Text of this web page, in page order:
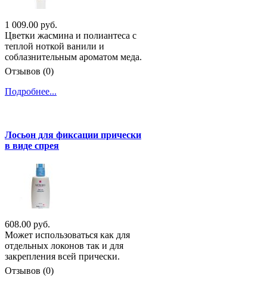
1 009.00 руб.
Цветки жасмина и полиантеса с
теплой ноткой ванили и
соблазнительным ароматом меда.
Отзывов (0)
Подробнее...
Лосьон для фиксации прически
в виде спрея
608.00 руб.
Может использоваться как для
отдельных локонов так и для
закрепления всей прически.
Отзывов (0)